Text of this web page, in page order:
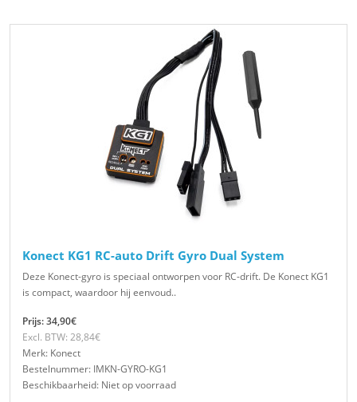
Konect KG1 RC-auto Drift Gyro Dual System
Deze Konect-gyro is speciaal ontworpen voor RC-drift. De Konect KG1
is compact, waardoor hij eenvoud..
Prijs: 34,90€
Excl. BTW: 28,84€
Merk: Konect
Bestelnummer: IMKN-GYRO-KG1
Beschikbaarheid: Niet op voorraad